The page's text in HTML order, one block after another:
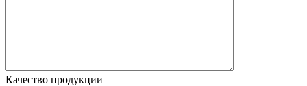
Качество продукции